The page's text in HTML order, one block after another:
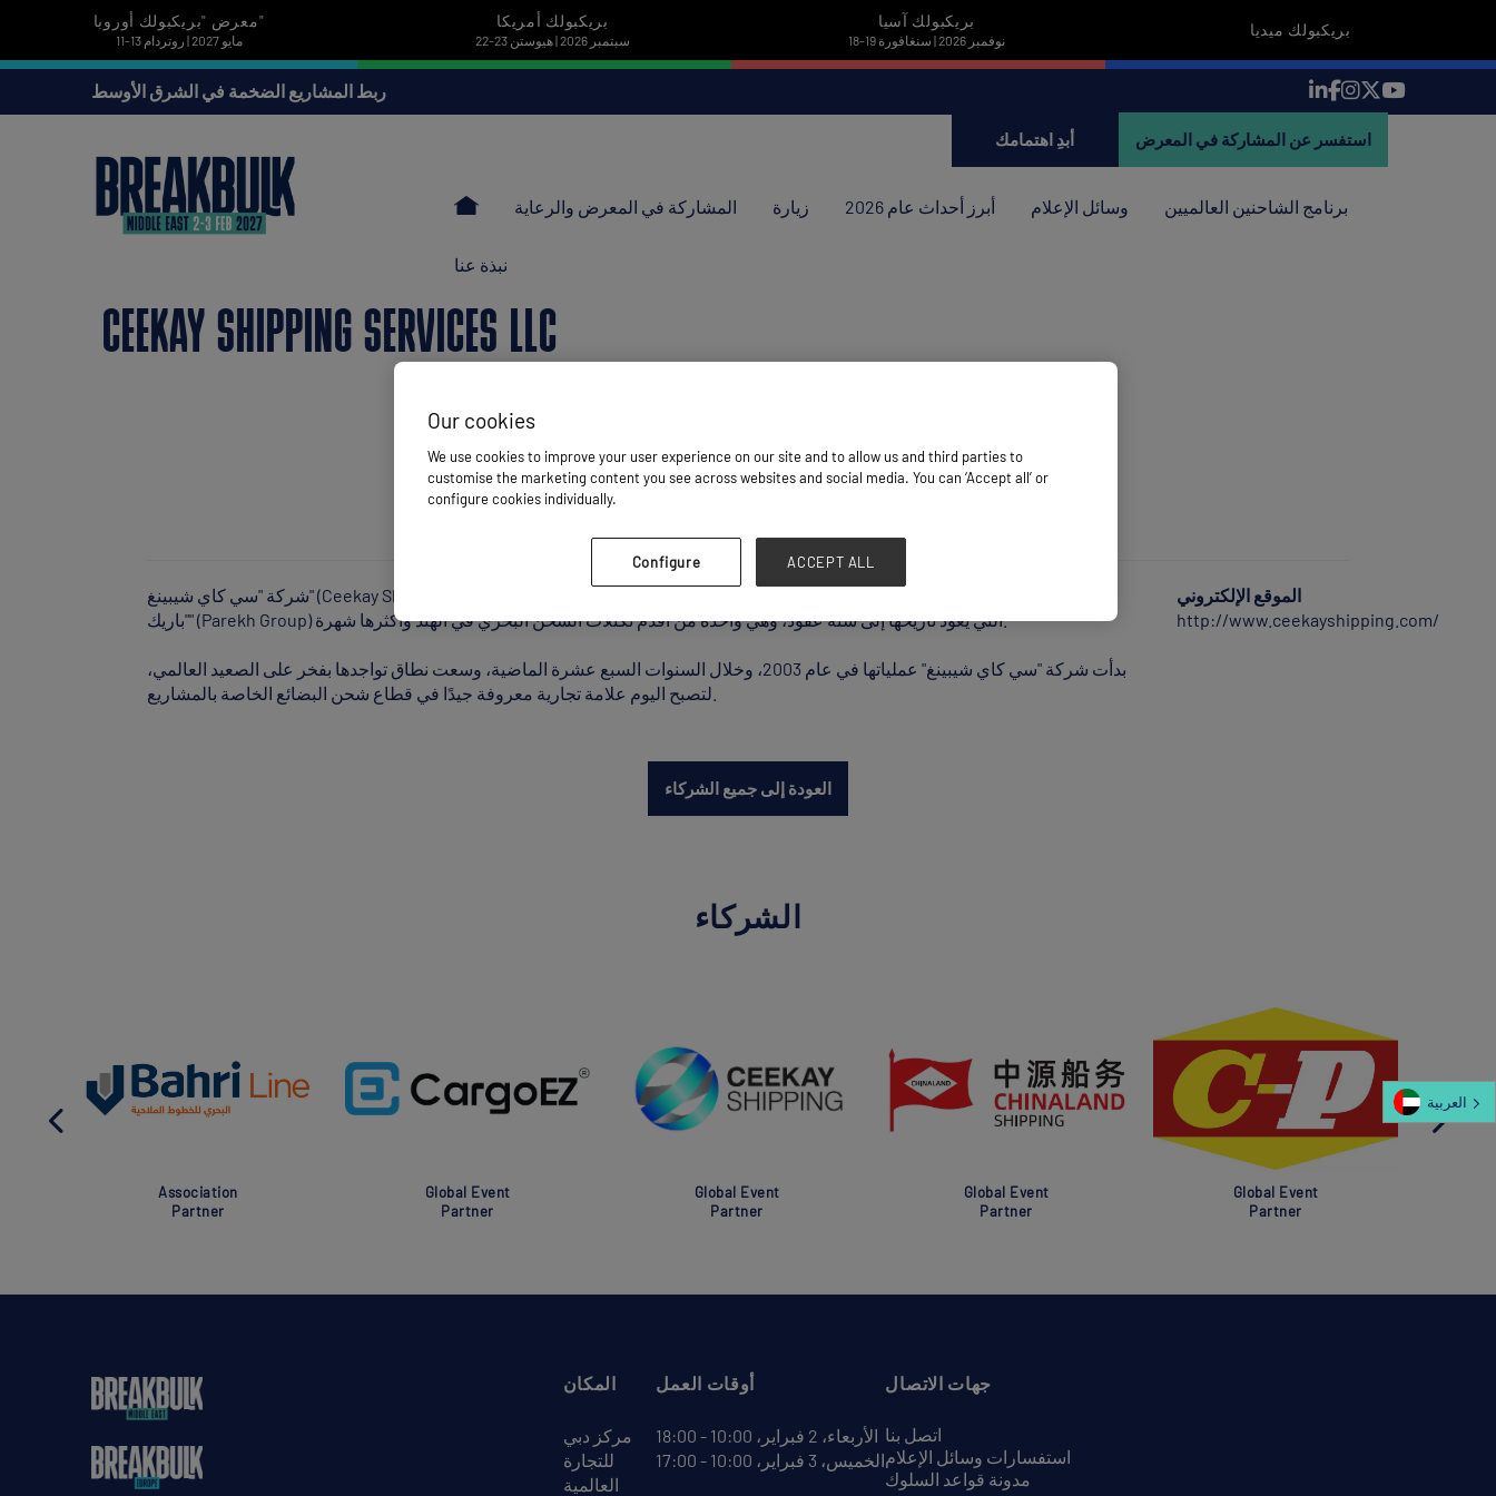
معرض "بريكبولك أوروبا"
11-13 مايو 2027 | روتردام
بريكبولك أمريكا
22-23 سبتمبر 2026 | هيوستن
بريكبولك آسيا
18-19 نوفمبر 2026 | سنغافورة
بريكبولك ميديا
ربط المشاريع الضخمة في الشرق الأوسط
أبدِ اهتمامك استفسر عن المشاركة في المعرض
المشاركة في المعرض والرعاية زيارة أبرز أحداث عام 2026 وسائل الإعلام برنامج الشاحنين العالميين
نبذة عنا
CEEKAY SHIPPING SERVICES LLC
شركة "سي كاي شيبينغ" (Ceekay Shipping Pte Ltd) هي الذراع المتخصصة في خدمات النقل البحري غير المالك للسفن (NVOCC) لمجموعة
"باريك" (Parekh Group) التي يعود تاريخها إلى ستة عقود، وهي واحدة من أقدم تكتلات الشحن البحري في الهند وأكثرها شهرة.
بدأت شركة "سي كاي شيبينغ" عملياتها في عام 2003، وخلال السنوات السبع عشرة الماضية، وسعت نطاق تواجدها بفخر على الصعيد العالمي،
الموقع الإلكتروني
http://www.ceekayshipping.com/
العودة إلى جميع الشركاء
الشركاء
Association
Partner
Global Event
Partner
Global Event
Partner
Global Event
Partner
Global Event
Partner
المكان
مركز دبي
للتجارة
العالمية
أوقات العمل
الأربعاء، 2 فبراير، 10:00 - 18:00
الخميس، 3 فبراير، 10:00 - 17:00
جهات الاتصال
اتصل بنا
استفسارات وسائل الإعلام
مدونة قواعد السلوك
العربية‏
Our cookies
We use cookies to improve your user experience on our site and to allow us and third parties to
customise the marketing content you see across websites and social media. You can ‘Accept all’ or
configure cookies individually.
Configure ACCEPT ALL